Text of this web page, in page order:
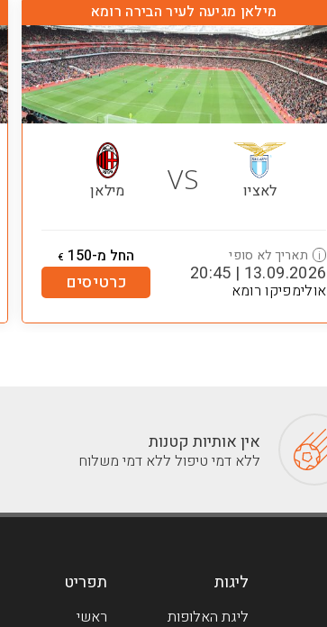
מילאן מגיעה לעיר הבירה רומא
לאציו VS מילאן
i תאריך לא סופי
13.09.2026 | 20:45
אולימפיקו רומא
החל מ-150 €
כרטיסים
אין אותיות קטנות
ללא דמי טיפול ללא דמי משלוח
ליגות
ליגת האלופות
תפריט
ראשי